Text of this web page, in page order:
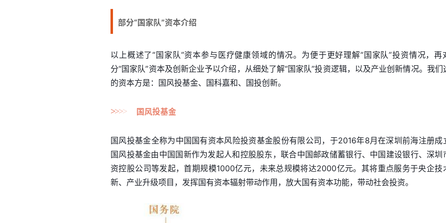
部分“国家队”资本介绍
以上概述了“国家队”资本参与医疗健康领域的情况。为便于更好理解“国家队”投资情况，再
分“国家队”资本及创新企业予以介绍，从细处了解“国家队”投资逻辑，以及产业创新情况。我们
的资本方是：国风投基金、国科嘉和、国投创新。
>>>> 国风投基金
国风投基金全称为中国国有资本风险投资基金股份有限公司，于2016年8月在深圳前海注册成
国风投基金由中国国新作为发起人和控股股东，联合中国邮政储蓄银行、中国建设银行、深圳
资控股公司等发起，首期规模1000亿元，未来总规模将达2000亿元。其将重点服务于央企技
新、产业升级项目，发挥国有资本辐射带动作用，放大国有资本功能，带动社会投资。